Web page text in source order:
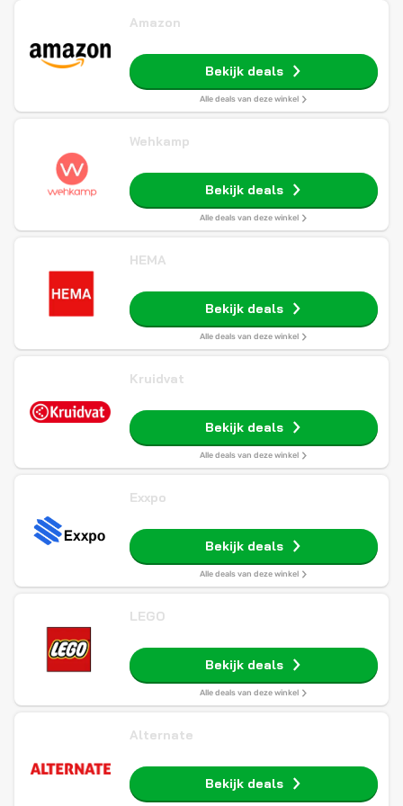
Amazon
Bekijk deals
Alle deals van deze winkel
Wehkamp
Bekijk deals
Alle deals van deze winkel
HEMA
Bekijk deals
Alle deals van deze winkel
Kruidvat
Bekijk deals
Alle deals van deze winkel
Exxpo
Bekijk deals
Alle deals van deze winkel
LEGO
Bekijk deals
Alle deals van deze winkel
Alternate
Bekijk deals